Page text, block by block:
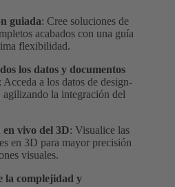
guiada: Cree soluciones de
acabados con una guía
flexibilidad.
los datos y documentos
: Acceda a los datos de design-
agilizando la integración del
en vivo del 3D: Visualice las
en 3D para mayor precisión
visuales.
la complejidad y